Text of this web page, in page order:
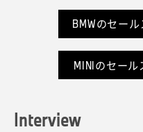
BMWのセー
MINIのセー
Interview
MINIの
伝達して的確な指示を
BMWのサー
BMWのプロ
MINIのプロ
MINI